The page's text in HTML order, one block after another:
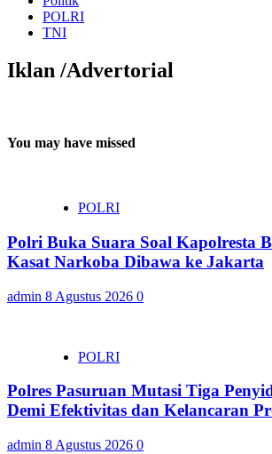
POLRI
TNI
Iklan /Advertorial
You may have missed
POLRI
Polri Buka Suara Soal Kapolresta
Kasat Narkoba Dibawa ke Jakarta
admin 8 Agustus 2026 0
POLRI
Polres Pasuruan Mutasi Tiga
Demi Efektivitas dan Kelancaran
admin 8 Agustus 2026 0